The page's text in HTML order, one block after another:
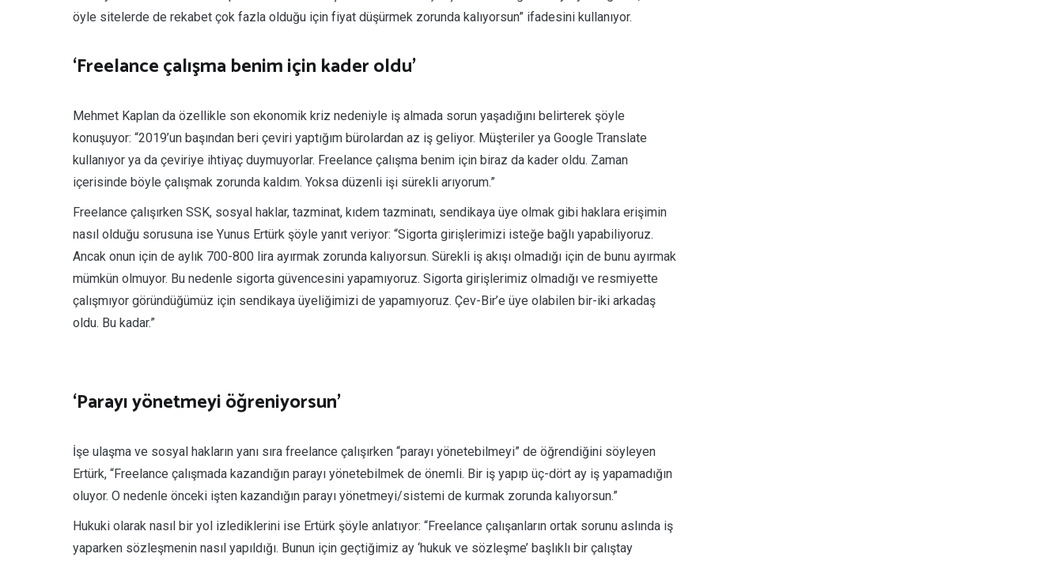
öyle sitelerde de rekabet çok fazla olduğu için fiyat düşürmek zorunda kalıyorsun” ifadesini kullanıyor.
‘Freelance çalışma benim için kader oldu’
Mehmet Kaplan da özellikle son ekonomik kriz nedeniyle iş almada sorun yaşadığını belirterek şöyle
konuşuyor: “2019’un başından beri çeviri yaptığım bürolardan az iş geliyor. Müşteriler ya Google Translate
kullanıyor ya da çeviriye ihtiyaç duymuyorlar. Freelance çalışma benim için biraz da kader oldu. Zaman
içerisinde böyle çalışmak zorunda kaldım. Yoksa düzenli işi sürekli arıyorum.”
Freelance çalışırken SSK, sosyal haklar, tazminat, kıdem tazminatı, sendikaya üye olmak gibi haklara erişimin
nasıl olduğu sorusuna ise Yunus Ertürk şöyle yanıt veriyor: “Sigorta girişlerimizi isteğe bağlı yapabiliyoruz.
Ancak onun için de aylık 700-800 lira ayırmak zorunda kalıyorsun. Sürekli iş akışı olmadığı için de bunu ayırmak
mümkün olmuyor. Bu nedenle sigorta güvencesini yapamıyoruz. Sigorta girişlerimiz olmadığı ve resmiyette
çalışmıyor göründüğümüz için sendikaya üyeliğimizi de yapamıyoruz. Çev-Bir’e üye olabilen bir-iki arkadaş
oldu. Bu kadar.”
‘Parayı yönetmeyi öğreniyorsun’
İşe ulaşma ve sosyal hakların yanı sıra freelance çalışırken “parayı yönetebilmeyi” de öğrendiğini söyleyen
Ertürk, “Freelance çalışmada kazandığın parayı yönetebilmek de önemli. Bir iş yapıp üç-dört ay iş yapamadığın
oluyor. O nedenle önceki işten kazandığın parayı yönetmeyi/sistemi de kurmak zorunda kalıyorsun.”
Hukuki olarak nasıl bir yol izlediklerini ise Ertürk şöyle anlatıyor: “Freelance çalışanların ortak sorunu aslında iş
yaparken sözleşmenin nasıl yapıldığı. Bunun için geçtiğimiz ay ‘hukuk ve sözleşme’ başlıklı bir çalıştay